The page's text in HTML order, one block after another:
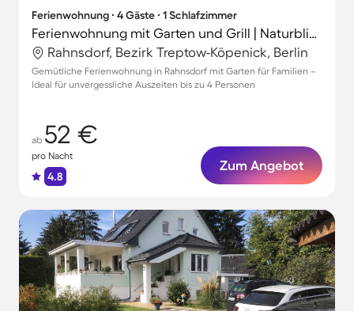
Ferienwohnung ∙ 4 Gäste ∙ 1 Schlafzimmer
Ferienwohnung mit Garten und Grill | Naturblick
Rahnsdorf, Bezirk Treptow-Köpenick, Berlin
Gemütliche Ferienwohnung in Rahnsdorf mit Garten für Familien –
Ideal für unvergessliche Auszeiten bis zu 4 Personen
ab 52 €
pro Nacht
4.8
Zum Angebot